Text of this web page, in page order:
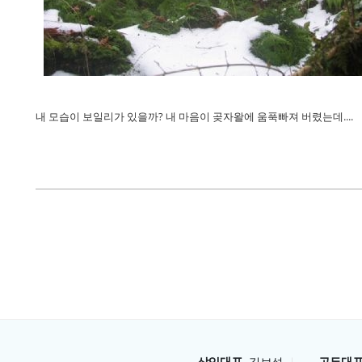
내 모습이 보일리가 있을까? 내 마음이 곶자왈에 움푹빠져 버렸는데....